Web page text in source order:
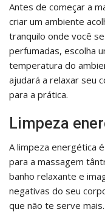
Antes de começar a
criar um ambiente
tranquilo onde você
perfumadas, escolha
temperatura do
ajudará a relaxar seu
para a prática.
Limpeza
A limpeza energética
para a massagem
banho relaxante e
negativas do seu
que não te serve